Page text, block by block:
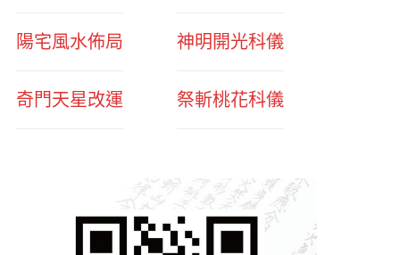
陽宅風水佈局
奇門天星改運
神明開光科儀
祭斬桃花科儀